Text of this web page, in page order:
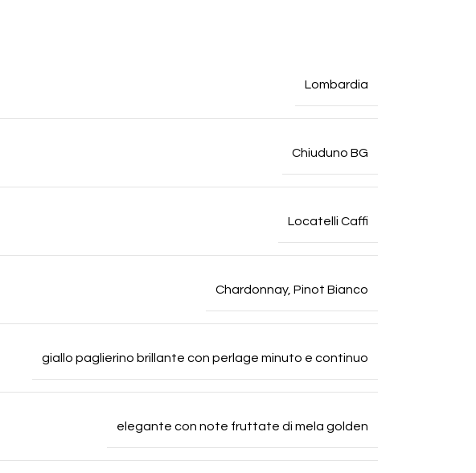
Lombardia
Chiuduno BG
Locatelli Caffi
Chardonnay, Pinot Bianco
giallo paglierino brillante con perlage minuto e continuo
elegante con note fruttate di mela golden